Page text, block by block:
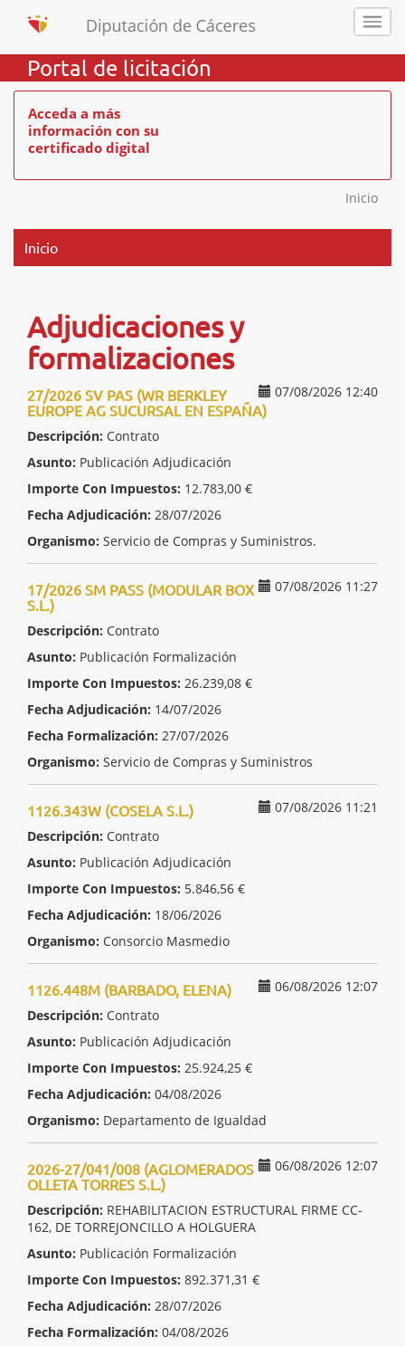
Portal de licitación
Acceda a más
información con su
certificado digital
Inicio
Inicio
Adjudicaciones y
formalizaciones
07/08/2026 12:40
27/2026 SV PAS (WR BERKLEY
EUROPE AG SUCURSAL EN ESPAÑA)
Descripción: Contrato
Asunto: Publicación Adjudicación
Importe Con Impuestos: 12.783,00 €
Fecha Adjudicación: 28/07/2026
Organismo: Servicio de Compras y Suministros.
07/08/2026 11:27
17/2026 SM PASS (MODULAR BOX
S.L.)
Descripción: Contrato
Asunto: Publicación Formalización
Importe Con Impuestos: 26.239,08 €
Fecha Adjudicación: 14/07/2026
Fecha Formalización: 27/07/2026
Organismo: Servicio de Compras y Suministros
07/08/2026 11:21
1126.343W (COSELA S.L.)
Descripción: Contrato
Asunto: Publicación Adjudicación
Importe Con Impuestos: 5.846,56 €
Fecha Adjudicación: 18/06/2026
Organismo: Consorcio Masmedio
06/08/2026 12:07
1126.448M (BARBADO, ELENA)
Descripción: Contrato
Asunto: Publicación Adjudicación
Importe Con Impuestos: 25.924,25 €
Fecha Adjudicación: 04/08/2026
Organismo: Departamento de Igualdad
06/08/2026 12:07
2026-27/041/008 (AGLOMERADOS
OLLETA TORRES S.L.)
Descripción: REHABILITACION ESTRUCTURAL FIRME CC-
162, DE TORREJONCILLO A HOLGUERA
Asunto: Publicación Formalización
Importe Con Impuestos: 892.371,31 €
Fecha Adjudicación: 28/07/2026
Fecha Formalización: 04/08/2026